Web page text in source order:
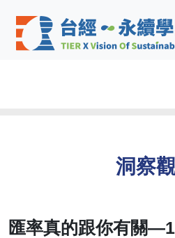
洞察
匯率真的跟你有關